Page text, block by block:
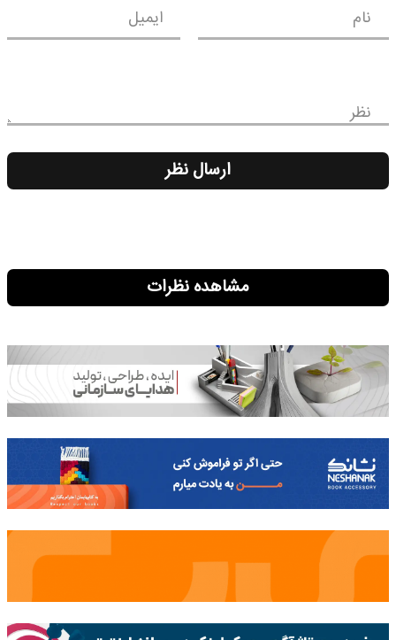
نام ایمیل
نظر
ارسال نظر
مشاهده نظرات